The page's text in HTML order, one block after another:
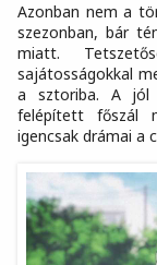
Azonban nem a
szezonban, bár
miatt.
sajátosságokkal
a sztoriba. A jól
felépített főszál
igencsak drámai a